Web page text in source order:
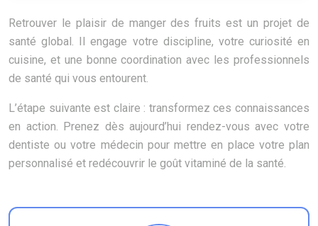
Retrouver le plaisir de manger des fruits est un projet de
santé global. Il engage votre discipline, votre curiosité en
cuisine, et une bonne coordination avec les professionnels
de santé qui vous entourent.
L’étape suivante est claire : transformez ces connaissances
en action. Prenez dès aujourd’hui rendez-vous avec votre
dentiste ou votre médecin pour mettre en place votre plan
personnalisé et redécouvrir le goût vitaminé de la santé.